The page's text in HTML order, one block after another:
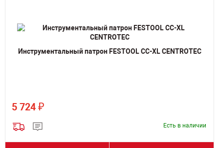
Инструментальный патрон FESTOOL CC-XL CENTROTEC
5 724 ₽
Есть в наличии